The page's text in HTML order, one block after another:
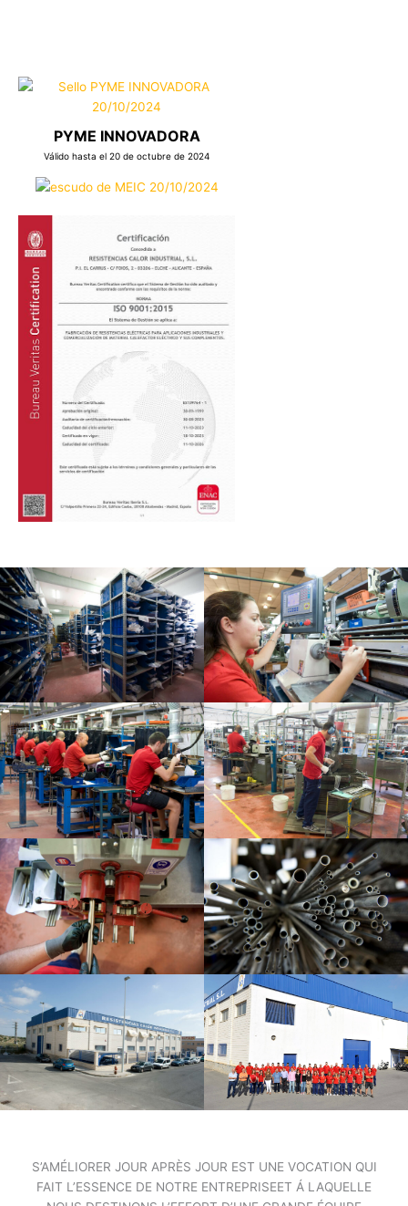
PYME INNOVADORA
Válido hasta el 20 de octubre de 2024
S’AMÉLIORER JOUR APRÈS JOUR EST UNE VOCATION QUI
FAIT L’ESSENCE DE NOTRE ENTREPRISEET Á LAQUELLE